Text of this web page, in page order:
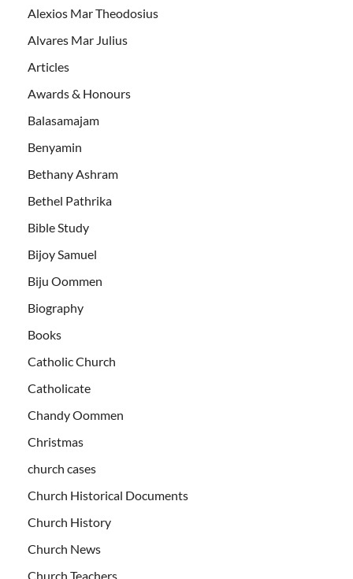
Alexios Mar Theodosius
Alvares Mar Julius
Articles
Awards & Honours
Balasamajam
Benyamin
Bethany Ashram
Bethel Pathrika
Bible Study
Bijoy Samuel
Biju Oommen
Biography
Books
Catholic Church
Catholicate
Chandy Oommen
Christmas
church cases
Church Historical Documents
Church History
Church News
Church Teachers